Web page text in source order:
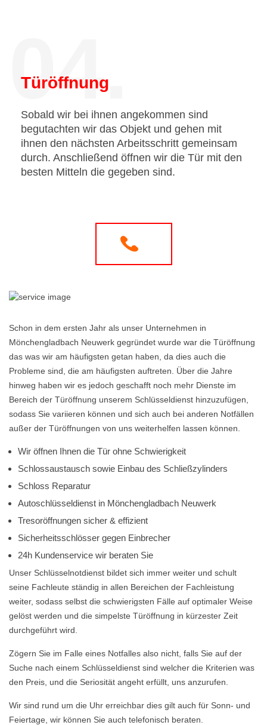
04.
Türöffnung
Sobald wir bei ihnen angekommen sind
begutachten wir das Objekt und gehen mit
ihnen den nächsten Arbeitsschritt gemeinsam
durch. Anschließend öffnen wir die Tür mit den
besten Mitteln die gegeben sind.
Schon in dem ersten Jahr als unser Unternehmen in
Mönchengladbach Neuwerk gegründet wurde war die Türöffnung
das was wir am häufigsten getan haben, da dies auch die
Probleme sind, die am häufigsten auftreten. Über die Jahre
hinweg haben wir es jedoch geschafft noch mehr Dienste im
Bereich der Türöffnung unserem Schlüsseldienst hinzuzufügen,
sodass Sie variieren können und sich auch bei anderen Notfällen
außer der Türöffnungen von uns weiterhelfen lassen können.
Wir öffnen Ihnen die Tür ohne Schwierigkeit
Schlossaustausch sowie Einbau des Schließzylinders
Schloss Reparatur
Autoschlüsseldienst in Mönchengladbach Neuwerk
Tresoröffnungen sicher & effizient
Sicherheitsschlösser gegen Einbrecher
24h Kundenservice wir beraten Sie
Unser Schlüsselnotdienst bildet sich immer weiter und schult
seine Fachleute ständig in allen Bereichen der Fachleistung
weiter, sodass selbst die schwierigsten Fälle auf optimaler Weise
gelöst werden und die simpelste Türöffnung in kürzester Zeit
durchgeführt wird.
Zögern Sie im Falle eines Notfalles also nicht, falls Sie auf der
Suche nach einem Schlüsseldienst sind welcher die Kriterien was
den Preis, und die Seriosität angeht erfüllt, uns anzurufen.
Wir sind rund um die Uhr erreichbar dies gilt auch für Sonn- und
Feiertage, wir können Sie auch telefonisch beraten.